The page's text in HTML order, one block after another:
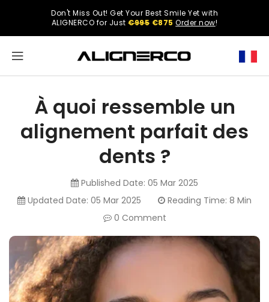
Don't Miss Out! Get Your Best Smile Yet with
ALIGNERCO for Just€995€875 Order now!
Select
America
United
States
Spanish
Canada
À quoi ressemble un
alignement parfait des
dents ?
Published Date: 05 Mar 2025
Updated Date: 05 Mar 2025
Reading Time: 8 Min
0 Comment